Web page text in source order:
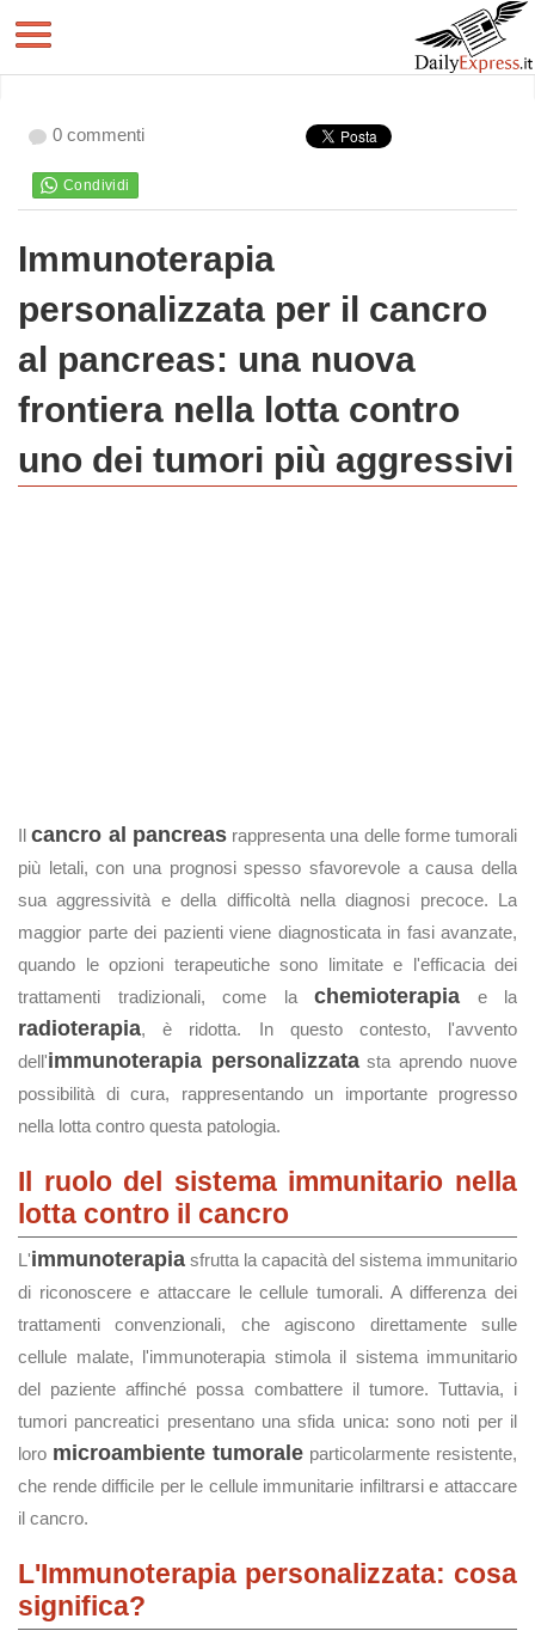
0 commenti
Immunoterapia
personalizzata per il cancro
al pancreas: una nuova
frontiera nella lotta contro
uno dei tumori più aggressivi
Ilcancro al pancreasrappresenta una delle forme tumorali
più letali, con una prognosi spesso sfavorevole a causa della
sua aggressività e della difficoltà nella diagnosi precoce. La
maggior parte dei pazienti viene diagnosticata in fasi avanzate,
quando le opzioni terapeutiche sono limitate e l'efficacia dei
trattamenti tradizionali, come la chemioterapia e la
radioterapia, è ridotta. In questo contesto, l'avvento
dell'immunoterapia personalizzatasta aprendo nuove
possibilità di cura, rappresentando un importante progresso
nella lotta contro questa patologia.
Il ruolo del sistema immunitario nella
lotta contro il cancro
L'immunoterapia sfrutta la capacità del sistema immunitario
di riconoscere e attaccare le cellule tumorali. A differenza dei
trattamenti convenzionali, che agiscono direttamente sulle
cellule malate, l'immunoterapia stimola il sistema immunitario
del paziente affinché possa combattere il tumore. Tuttavia, i
tumori pancreatici presentano una sfida unica: sono noti per il
loro microambiente tumorale particolarmente resistente,
che rende difficile per le cellule immunitarie infiltrarsi e attaccare
il cancro.
L'Immunoterapia personalizzata: cosa
significa?